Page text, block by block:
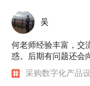
吴
何老师经验丰富，交
惑。后期有问题还会
采购数字化产品